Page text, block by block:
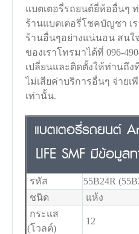
แบตเตอรี่รถยนต์ยี่ห้ออื่นๆ
ร้านแบตเตอรี่โชคบัญชา เ
ร้านอื่นๆอย่างแน่นอน สนใ
ของเราโทรมาได้ที่ 096-
เปลี่ยนและติดตั้งให้ท่านถึ
ไม่เสียค่าบริการอื่นๆ จ่าย
เท่านั้น.
แบตเตอรี่รถยนต์
LIFE SMF มีข้อมูล
รหัส
55B24R
ชนิด
แห้ง
กระแส
(โวลต์)
12